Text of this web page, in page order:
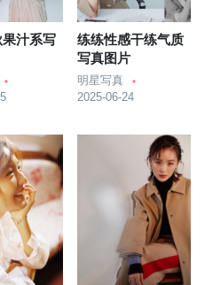
汁系写
练练性感干练气质
写真图片
明星写真
2025-06-24